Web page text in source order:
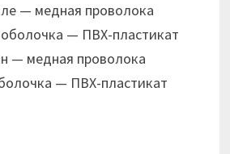
— медная проволока
оболочка — ПВХ-пластикат
— медная проволока
— ПВХ-пластикат